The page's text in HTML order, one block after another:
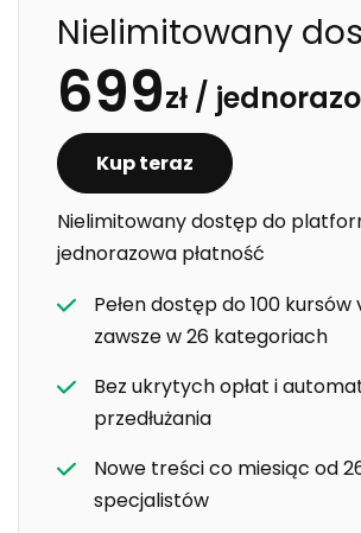
związek z metabolizmem i dlaczego
osób obserwuje się jego wzrost?
Nielimitowany
699zł /
Kup teraz
Nielimitowany dostęp do
jednorazowa płatność
Pełen dostęp do 100 kursów
zawsze w 26 kategoriach
Bez ukrytych opłat i
przedłużania
Nowe treści co miesiąc od
specjalistów